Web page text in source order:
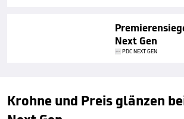
Next Gen
PDC NEXT GEN
Krohne und Preis glänzen